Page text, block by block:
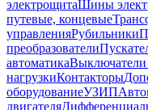
электрощитаШины
путевые, концевые
управленияРубильники
преобразователи
автоматикаВыключатели
нагрузкиКонтакторы
оборудованиеУЗИП
двигателя